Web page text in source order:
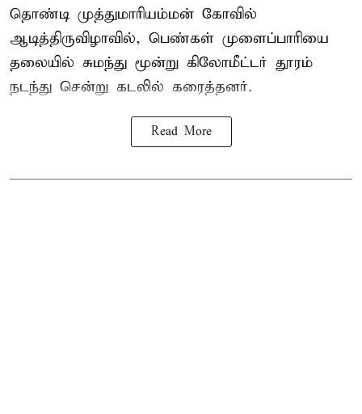
தொண்டி முத்துமாரியம்மன் கோவில்
ஆடித்திருவிழாவில், பெண்கள் முளைப்பாரியை
தலையில் சுமந்து மூன்று கிலோமீட்டர் தூரம்
நடந்து சென்று கடலில் கரைத்தனர்.
Read More